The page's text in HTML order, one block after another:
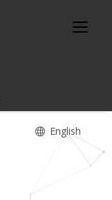
English